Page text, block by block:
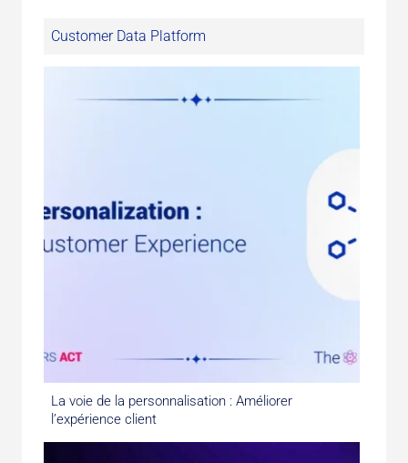
Customer Data Platform
La voie de la personnalisation : Améliorer
l’expérience client